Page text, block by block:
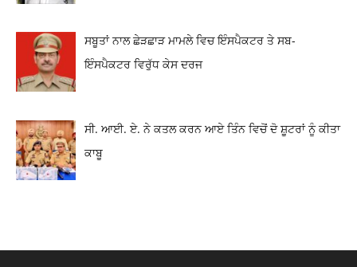
ਸਬੂਤਾਂ ਨਾਲ ਛੇੜਛਾੜ ਮਾਮਲੇ ਵਿਚ ਇੰਸਪੈਕਟਰ ਤੇ ਸਬ-
ਇੰਸਪੈਕਟਰ ਵਿਰੁੱਧ ਕੇਸ ਦਰਜ
ਸੀ. ਆਈ. ਏ. ਨੇ ਕਤਲ ਕਰਨ ਆਏ ਤਿੰਨ ਵਿਚੋਂ ਦੋ ਸ਼ੂਟਰਾਂ ਨੂੰ ਕੀਤਾ
ਕਾਬੂ